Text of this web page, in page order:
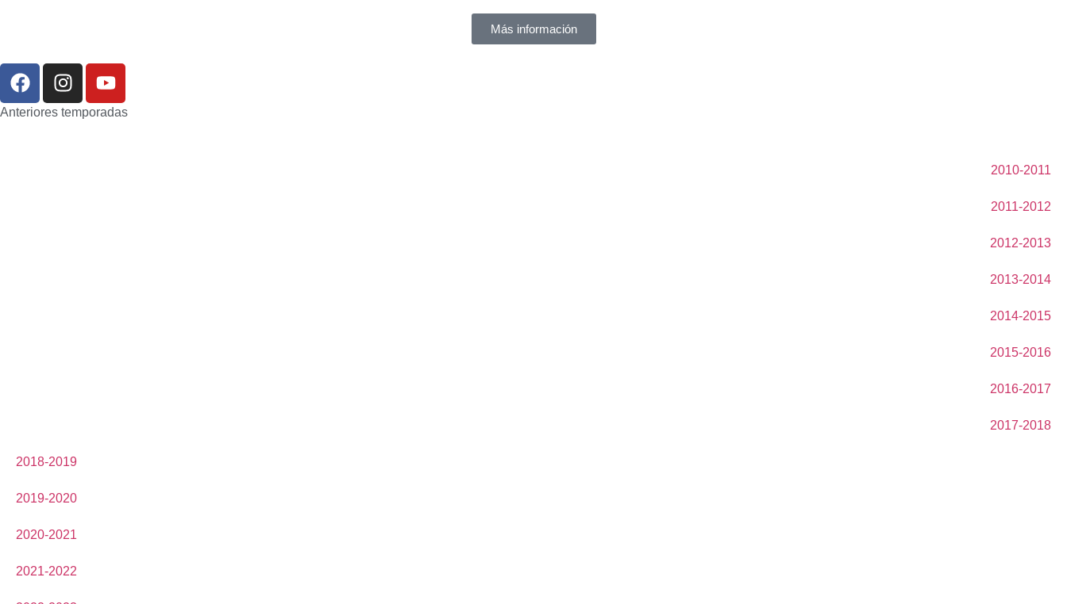
Más información
Anteriores temporadas
2010-2011
2011-2012
2012-2013
2013-2014
2014-2015
2015-2016
2016-2017
2017-2018
2018-2019
2019-2020
2020-2021
2021-2022